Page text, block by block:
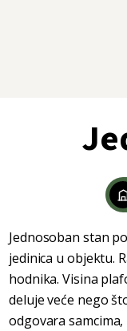
Jednosoban stan
jedinica u objektu.
hodnika. Visina
deluje veće nego
odgovara